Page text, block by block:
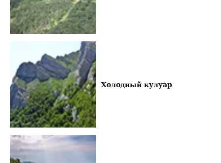
Холодный кулуар